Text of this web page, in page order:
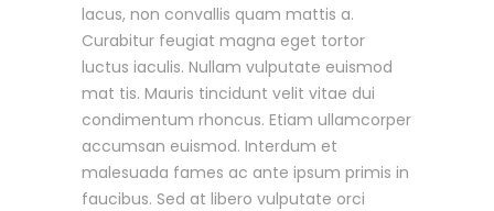
lacus, non convallis quam mattis a.
Curabitur feugiat magna eget tortor
luctus iaculis. Nullam vulputate euismod
mat tis. Mauris tincidunt velit vitae dui
condimentum rhoncus. Etiam ullamcorper
accumsan euismod. Interdum et
malesuada fames ac ante ipsum primis in
faucibus. Sed at libero vulputate orci